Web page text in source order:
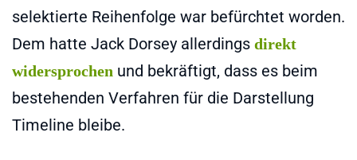
selektierte Reihenfolge war befürchtet worden.
Dem hatte Jack Dorsey allerdings direkt
widersprochen und bekräftigt, dass es beim
bestehenden Verfahren für die Darstellung
Timeline bleibe.